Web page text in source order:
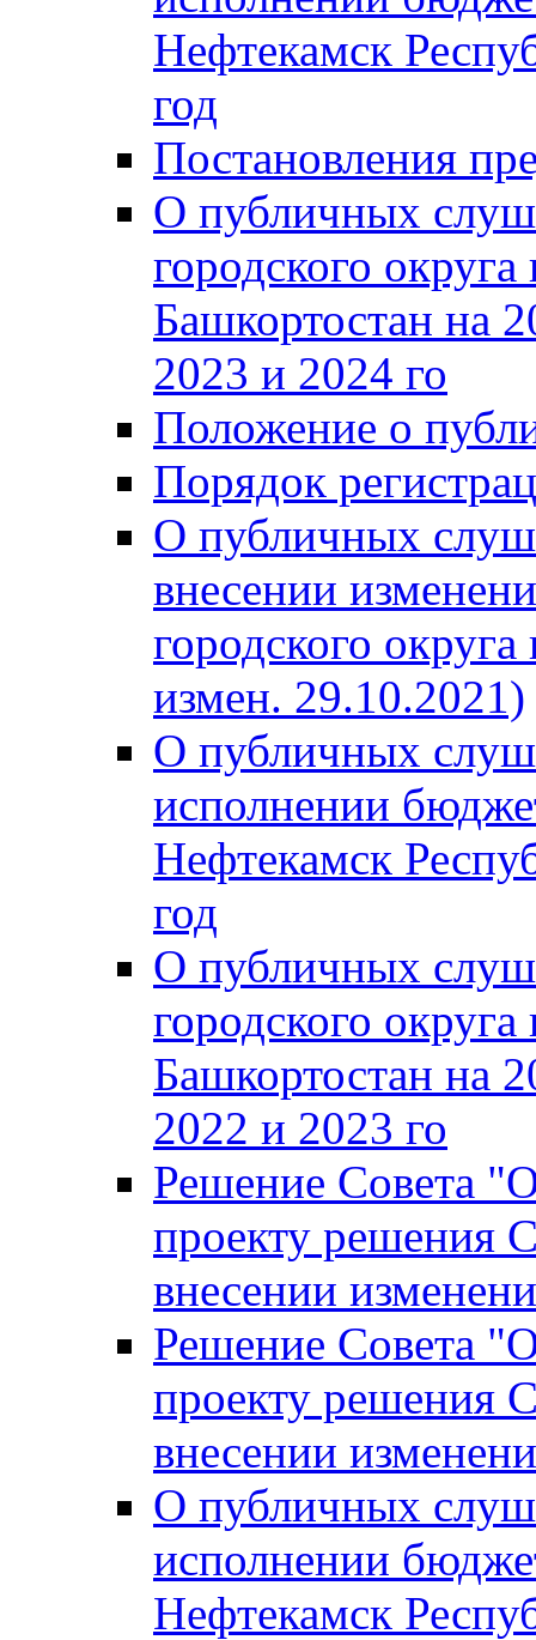
Нефтекамск
год
Постановления
О публичных
городского
Башкортостан на
2023 и 2024 го
Положение о
Порядок
О публичных
внесении
городского
измен. 29.10.2021)
О публичных
исполнении
Нефтекамск
год
О публичных
городского
Башкортостан на
2022 и 2023 го
Решение Совета
проекту решения
внесении
Решение Совета
проекту решения
внесении
О публичных
исполнении
Нефтекамск